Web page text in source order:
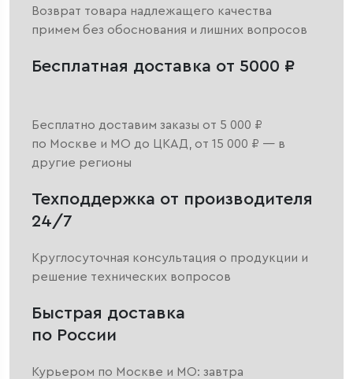
Возврат товара надлежащего качества
примем без обоснования и лишних вопросов
Бесплатная доставка от 5000 ₽
Бесплатно доставим заказы от 5 000 ₽
по Москве и МО до ЦКАД, от 15 000 ₽ — в
другие регионы
Техподдержка от производителя
24/7
Круглосуточная консультация о продукции и
решение технических вопросов
Быстрая доставка
по России
Курьером по Москве и МО: завтра